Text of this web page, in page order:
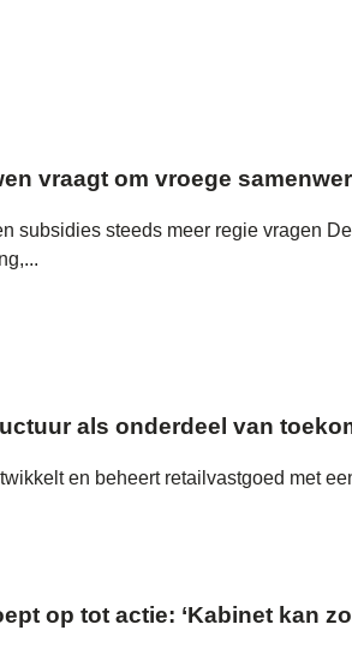
vraagt om vroege
subsidies steeds meer regie vragen
als onderdeel van
en beheert retailvastgoed met
op tot actie: ‘Kabinet kan